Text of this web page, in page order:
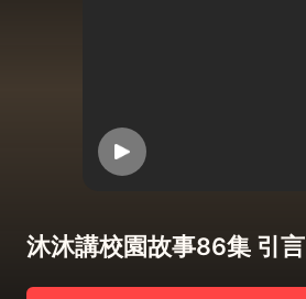
沐沐講校園故事86集 引言